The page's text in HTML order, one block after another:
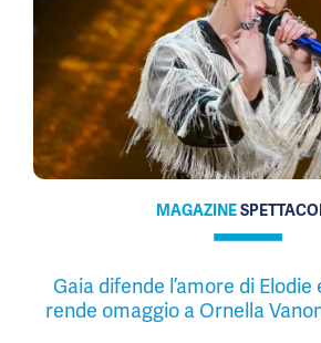
MAGAZINE
Gaia difende l’amore di
rende omaggio a Ornella